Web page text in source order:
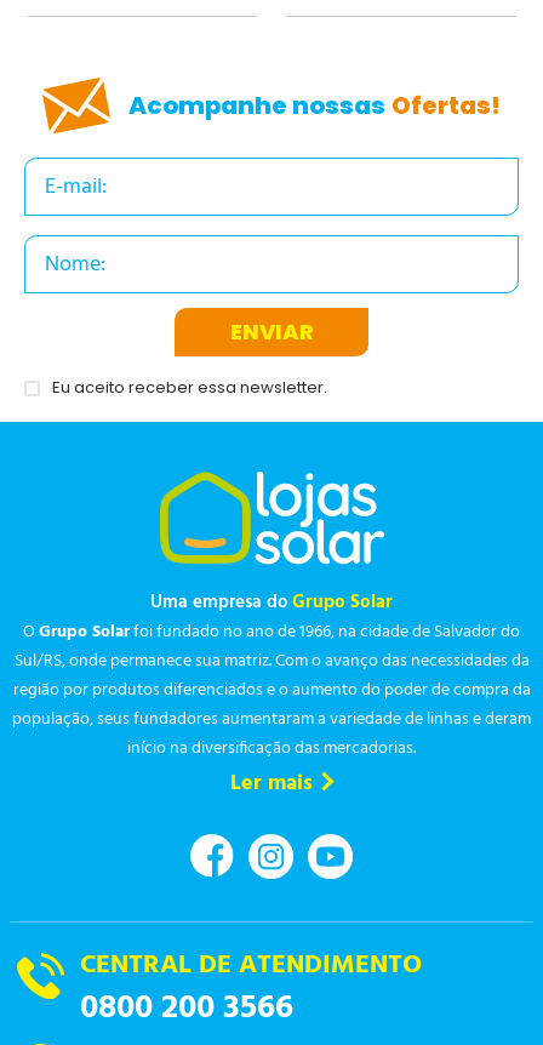
Acompanhe nossas Ofertas!
ENVIAR
Eu aceito receber essa newsletter.
Uma empresa doGrupo Solar
OGrupo Solarfoi fundado no ano de 1966, na cidade de Salvador do
Sul/RS, onde permanece sua matriz. Com o avanço das necessidades da
região por produtos diferenciados e o aumento do poder de compra da
população, seus fundadores aumentaram a variedade de linhas e deram
início na diversificação das mercadorias.
Ler mais
CENTRAL DE ATENDIMENTO
0800 200 3566